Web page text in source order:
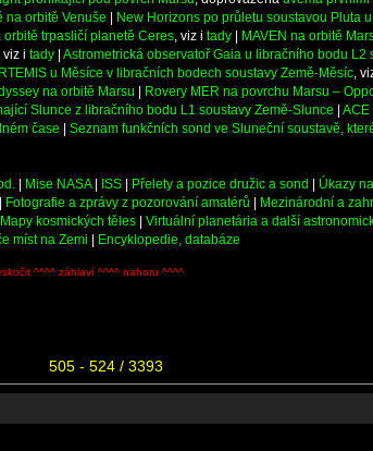
na orbitě Venuše New Horizons po průletu soustavou Pluta
orbitě trpasličí planetě Ceres , viz i tady MAVEN na orbitě
, viz i tady Astrometrická observatoř Gaia u libračního bodu L2
u Měsíce v libračních bodech soustavy Země-Měsíc ,
na orbitě Marsu Rovery MER na povrchu Marsu –
Slunce z libračního bodu L1 soustavy Země-Slunce
ACE
čase Seznam funkčních sond ve Sluneční soustavě,
Mise NASA| ISS Přelety a pozice družic a sond Úkazy
Fotografie a zprávy z pozorování amatérů
Mezinárodní a
Mapy kosmických těles
Virtuální planetária a další
míst na Zemi Encyklopedie, databáze
^^^^ záhlaví ^^^^ nahoru ^^^^
505 - 524 / 3393